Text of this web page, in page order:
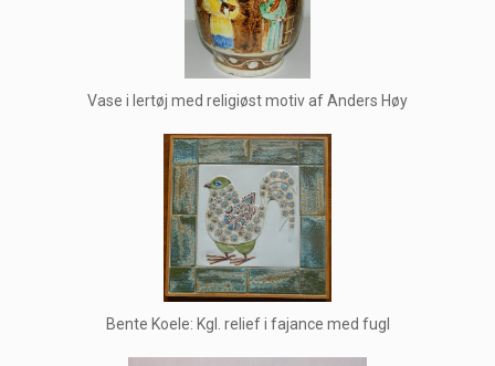
Vase i lertøj med religiøst motiv af Anders Høy
Bente Koele: Kgl. relief i fajance med fugl